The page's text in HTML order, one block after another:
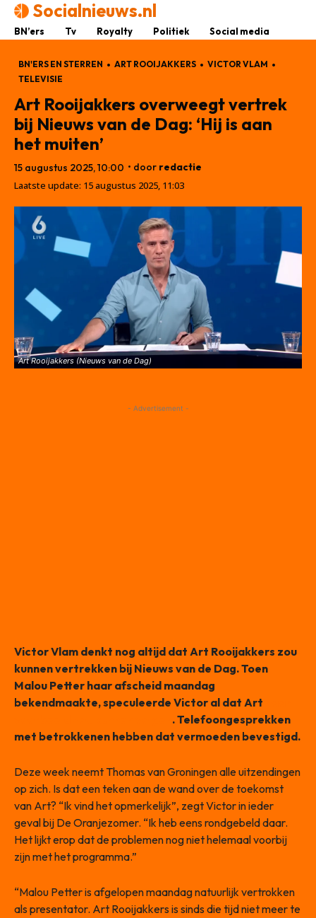
Socialnieuws.nl
BN’ers Tv Royalty Politiek Social media
BN'ERS EN STERREN ART ROOIJAKKERS
VICTOR VLAM
TELEVISIE
Art Rooijakkers overweegt vertrek
bij Nieuws van de Dag: ‘Hij is aan
het muiten’
15 augustus 2025, 10:00 • door redactie
Laatste update: 15 augustus 2025, 11:03
Art Rooijakkers (Nieuws van de Dag)
- Advertisement -
Victor Vlam denkt nog altijd dat Art Rooijakkers zou
kunnen vertrekken bij Nieuws van de Dag. Toen
Malou Petter haar afscheid maandag
bekendmaakte, speculeerde Victor al dat Art
. Telefoongesprekken
met betrokkenen hebben dat vermoeden bevestigd.
Deze week neemt Thomas van Groningen alle uitzendingen
op zich. Is dat een teken aan de wand over de toekomst
van Art? “Ik vind het opmerkelijk”, zegt Victor in ieder
geval bij De Oranjezomer. “Ik heb eens rondgebeld daar.
Het lijkt erop dat de problemen nog niet helemaal voorbij
zijn met het programma.”
“Malou Petter is afgelopen maandag natuurlijk vertrokken
als presentator. Art Rooijakkers is sinds die tijd niet meer te